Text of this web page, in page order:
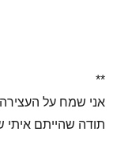
**
אני שמח על העצירה
תודה שהייתם איתי